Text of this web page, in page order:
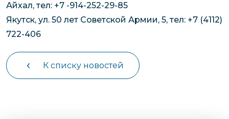
Айхал, тел: +7 -914-252-29-85
Якутск, ул. 50 лет Советской Армии, 5, тел: +7 (4112)
722-406
К списку новостей